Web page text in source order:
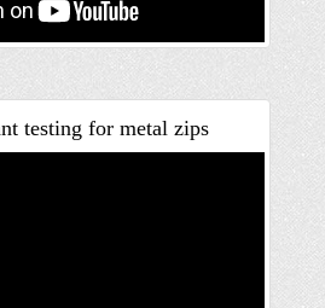
testing for metal zips